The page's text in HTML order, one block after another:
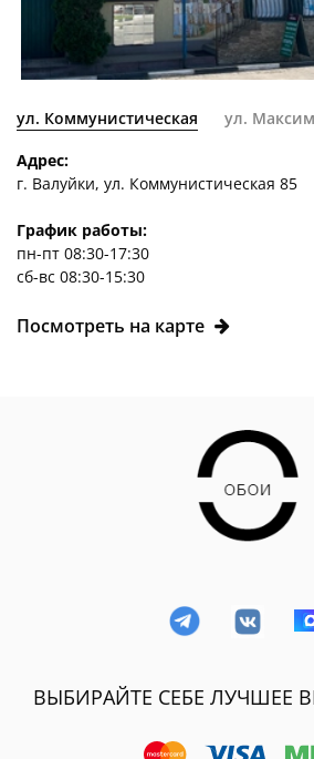
ул. Коммунистическая ул.
Адрес:
г. Валуйки, ул. Коммунистическая 85
График работы:
пн-пт 08:30-17:30
сб-вс 08:30-15:30
Посмотреть на карте
ВЫБИРАЙТЕ СЕБЕ ЛУЧШЕЕ